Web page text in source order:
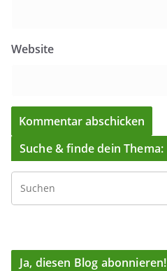
Website
Suche & finde dein Thema:
Ja, diesen Blog abonnieren!